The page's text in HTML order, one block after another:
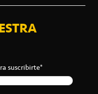
suscribirte*